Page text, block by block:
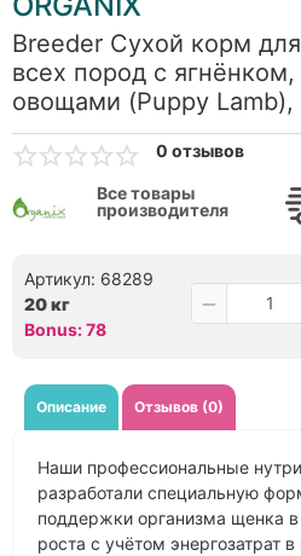
Breeder Сухой корм
всех пород с
овощами (Puppy Lamb),
0 отзывов
Все товары
производителя
Артикул: 68289
20 кг
Bonus: 78
Описание Отзывов (0)
Наши профессиональные
разработали специальную
поддержки организма щенка в
роста с учётом энергозатрат